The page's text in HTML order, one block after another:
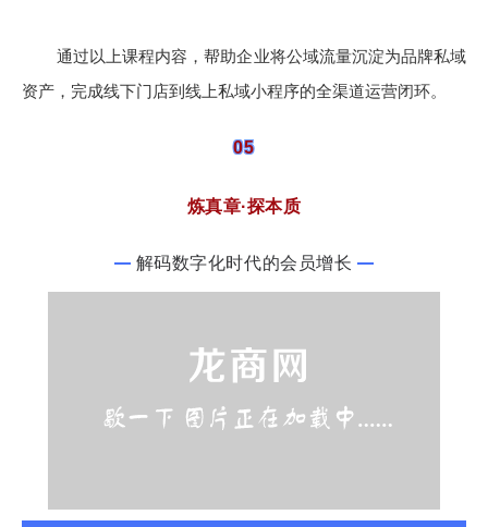
通过以上课程内容，帮助企业将公域流量沉淀为品牌私域
资产， 完成线下门店到线上私域小程序的全渠道运营闭环。
05
炼真章·探本质
解码数字化时代的会员增长